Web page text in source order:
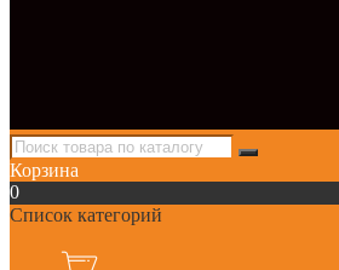
Корзина
0
Список категорий